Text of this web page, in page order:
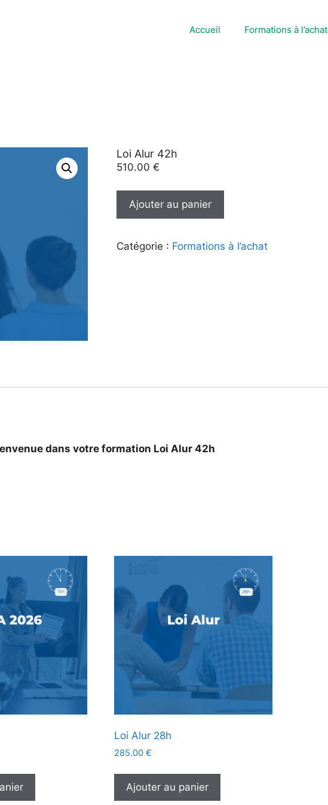
Accueil Formations à l’achat
Loi Alur 42h
510.00 €
Alur
Ajouter au panier
Catégorie : Formations à l’achat
dans votre formation Loi Alur 42h
Loi Alur 28h
285.00€
Ajouter au panier